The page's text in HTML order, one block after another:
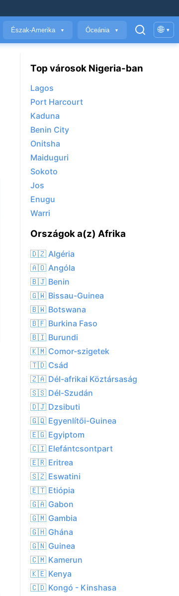
Észak-Amerika ▼ Óceánia ▼ 🌐 ▾
Top városok Nigeria-ban
Lagos
Port Harcourt
Kaduna
Benin City
Onitsha
Maiduguri
Sokoto
Jos
Enugu
Warri
Országok a(z) Afrika
🇩🇿 Algéria
🇦🇴 Angóla
🇧🇯 Benin
🇬🇼 Bissau-Guinea
🇧🇼 Botswana
🇧🇫 Burkina Faso
🇧🇮 Burundi
🇰🇲 Comor-szigetek
🇹🇩 Csád
🇿🇦 Dél-afrikai Köztársaság
🇸🇸 Dél-Szudán
🇩🇯 Dzsibuti
🇬🇶 Egyenlítői-Guinea
🇪🇬 Egyiptom
🇨🇮 Elefántcsontpart
🇪🇷 Eritrea
🇸🇿 Eswatini
🇪🇹 Etiópia
🇬🇦 Gabon
🇬🇲 Gambia
🇬🇭 Ghána
🇬🇳 Guinea
🇨🇲 Kamerun
🇰🇪 Kenya
🇨🇩 Kongó - Kinshasa